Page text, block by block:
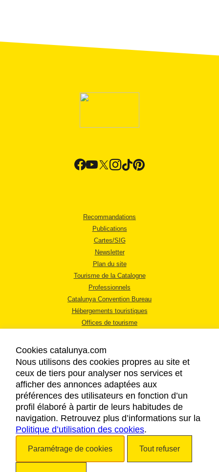
Recommandations
Publications
Cartes/SIG
Newsletter
Plan du site
Tourisme de la Catalogne
Professionnels
Catalunya Convention Bureau
Hébergements touristiques
Offices de tourisme
MENTIONS LÉGALES
RÈGLES DE CONFIDENTIALITÉ
COOKIES
ACCESSIBILITÉ
Cookies catalunya.com
Nous utilisons des cookies propres au site et
ceux de tiers pour analyser nos services et
afficher des annonces adaptées aux
préférences des utilisateurs en fonction d’un
profil élaboré à partir de leurs habitudes de
navigation. Retrouvez plus d’informations sur la
Politique d’utilisation des cookies.
Paramétrage de cookies Tout refuser